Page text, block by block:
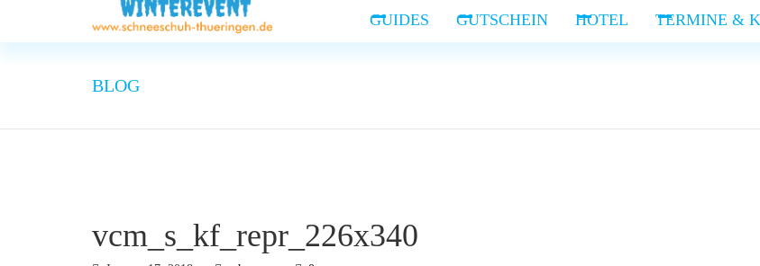
GUIDES
GUTSCHEIN HOTEL TERMINE &
BLOG
vcm_s_kf_repr_226x340